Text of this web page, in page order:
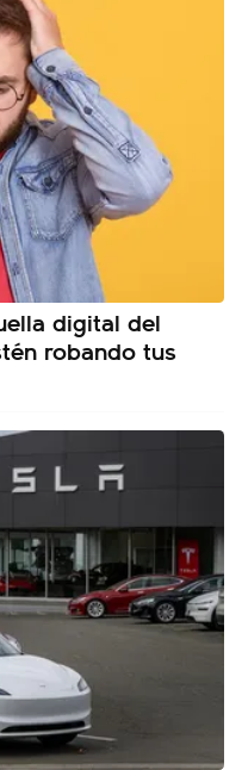
digital del
robando tus